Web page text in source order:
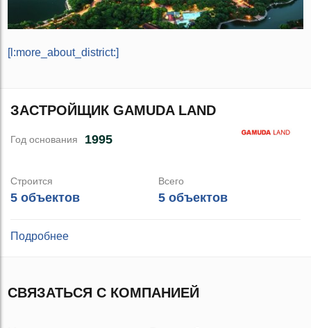
[l:more_about_district:]
ЗАСТРОЙЩИК GAMUDA LAND
Год основания 1995
Строится
5 объектов
Всего
5 объектов
Подробнее
СВЯЗАТЬСЯ С КОМПАНИЕЙ